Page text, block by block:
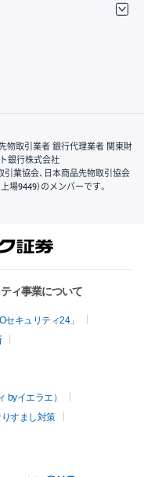
物取引業者 銀行代理業者 関東財
銀行株式会社
引業協会、日本商品先物取引協会
場9449）のメンバーです。
ィ事業について
キュリティ24」
byイエラエ）
すまし対策